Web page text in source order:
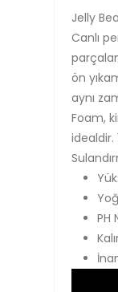
Jelly
Canlı
ön
aynı
Foam,
PH